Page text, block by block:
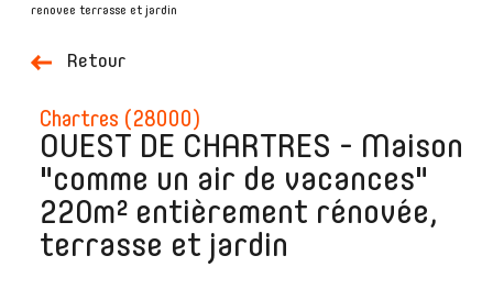
renovee terrasse et jardin
Retour
chartres (28000)
OUEST DE CHARTRES - Maison
"comme un air de vacances"
220m² entièrement rénovée,
terrasse et jardin